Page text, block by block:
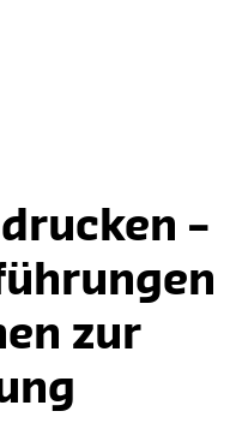
–
zur